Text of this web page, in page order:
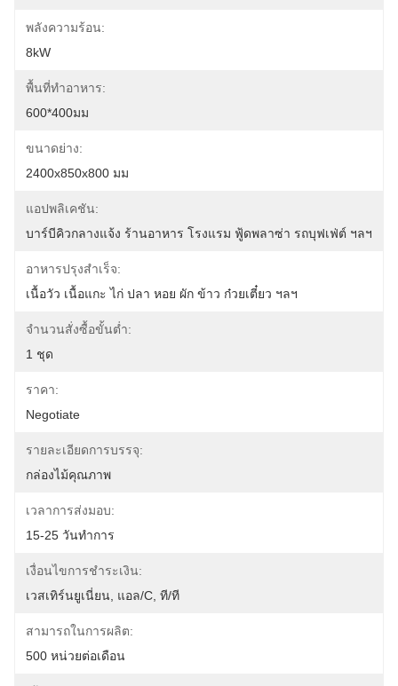
พลังความร้อน:
8kW
พื้นที่ทำอาหาร:
600*400มม
ขนาดย่าง:
2400x850x800 มม
แอปพลิเคชัน:
บาร์บีคิวกลางแจ้ง ร้านอาหาร โรงแรม ฟู้ดพลาซ่า รถบุฟเฟ่ต์ ฯลฯ
อาหารปรุงสำเร็จ:
เนื้อวัว เนื้อแกะ ไก่ ปลา หอย ผัก ข้าว ก๋วยเตี๋ยว ฯลฯ
จำนวนสั่งซื้อขั้นต่ำ:
1 ชุด
ราคา:
Negotiate
รายละเอียดการบรรจุ:
กล่องไม้คุณภาพ
เวลาการส่งมอบ:
15-25 วันทำการ
เงื่อนไขการชำระเงิน:
เวสเทิร์นยูเนี่ยน, แอล/C, ที/ที
สามารถในการผลิต:
500 หน่วยต่อเดือน